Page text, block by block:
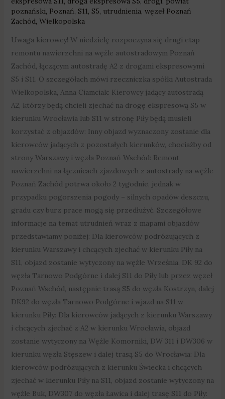
poznański, Poznań, S11, S5, utrudnienia, węzeł Poznań
Zachód, Wielkopolska
Uwaga kierowcy! W niedzielę rozpoczyna się drugi etap
remontu nawierzchni na węźle autostradowym Poznań
Zachód, łączącym autostradę A2 z drogami ekspresowymi
S5 i S11. O szczegółach mówi rzeczniczka spółki Autostrada
Wielkopolska, Anna Ciamciak: Kierowcy jadący autostradą
A2, którzy będą chcieli zjechać na drogę ekspresową S5 w
kierunku Wrocławia lub S11 w stronę Piły będą musieli
korzystać z objazdów: Inny objazd wyznaczony zostanie dla
kierowców jadących z pozostałych kierunków, chociażby od
strony Warszawy i węzła Poznań Wschód: Remont
nawierzchni na łącznicach zjazdowych z autostrady na węźle
Poznań Zachód potrwa około 2 tygodnie, jednak w
przypadku pogorszenia pogody – silnych opadów deszczu,
gradu czy burz prace mogą się przedłużyć. Szczegółowe
informacje na temat utrudnień wraz z mapami objazdów
przedstawiamy poniżej: Dla kierowców podróżujących z
kierunku Warszawy i chcących zjechać w kierunku Piły na
S11, objazd zostanie wytyczony na węźle Września, DK 92 do
węzła Tarnowo Podgórne i dalej S11 do Piły lub przez węzeł
Poznań Wschód, następnie trasą S5 do węzła Kostrzyn, dalej
DK92 do węzła Tarnowo Podgórne i wjazd na S11 w
kierunku Piły: Dla kierowców jadących z kierunku Warszawy
i chcących zjechać z A2 w kierunku Wrocławia, objazd
zostanie wytyczony na Węźle Komorniki, DW 311 i DW306 w
kierunku węzła Stęszew i dalej trasą S5 do Wrocławia: Dla
kierowców podróżujących z kierunku Świecka i chcących
zjechać w kierunku Piły na S11, objazd zostanie wytyczony na
węźle Buk, DW307 do węzła Ławica i dalej trasę S11 do Piły: